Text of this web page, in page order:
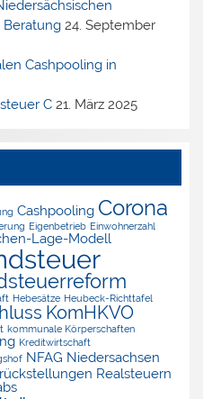
Beratung 24. September
Cashpooling in
C 21. März 2025
Cashpooling Corona
Eigenbetrieb Einwohnerzahl
Lage-Modell
Hebesätze Heubeck-Richttafel
KomHKVO
kommunale Körperschaften
Kreditwirtschaft
NFAG Niedersachsen
Realsteuern